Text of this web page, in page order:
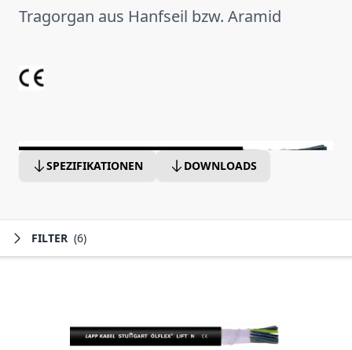
Tragorgan aus Hanfseil bzw. Aramid
SPEZIFIKATIONEN DOWNLOADS
FILTER (6)